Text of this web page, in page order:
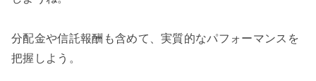
分配金や信託報酬も含めて、実質的なパフォーマンスを
把握しよう。